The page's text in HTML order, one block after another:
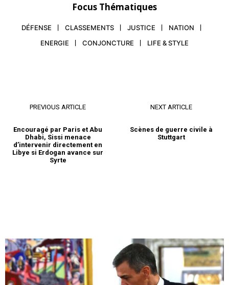
l'intelligence de
l'information
Nous contacter
Formules d’abonnement
Mon compte
Focus Thématiques
DÉFENSE CLASSEMENTS JUSTICE
NATION
ENERGIE
CONJONCTURE LIFE & STYLE
PREVIOUS ARTICLE
Encouragé par Paris et Abu
Dhabi, Sissi menace
d’intervenir directement en
Libye si Erdogan avance sur
Syrte
NEXT ARTICLE
Scènes de guerre civile à
Stuttgart